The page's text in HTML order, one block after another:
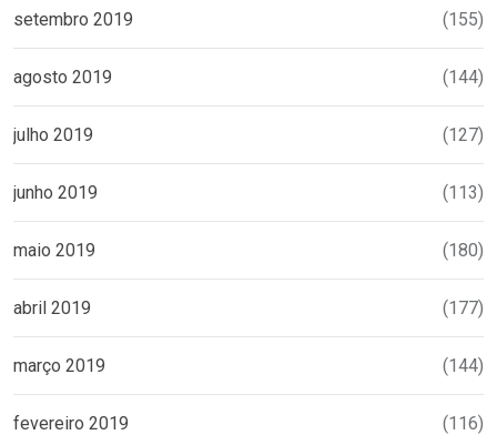
setembro 2019 (155)
agosto 2019 (144)
julho 2019 (127)
junho 2019 (113)
maio 2019 (180)
abril 2019 (177)
março 2019 (144)
fevereiro 2019 (116)